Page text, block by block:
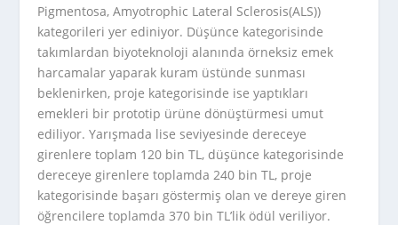
Pigmentosa, Amyotrophic Lateral Sclerosis(ALS))
kategorileri yer ediniyor. Düşünce kategorisinde
takımlardan biyoteknoloji alanında örneksiz emek
harcamalar yaparak kuram üstünde sunması
beklenirken, proje kategorisinde ise yaptıkları
emekleri bir prototip ürüne dönüştürmesi umut
ediliyor. Yarışmada lise seviyesinde dereceye
girenlere toplam 120 bin TL, düşünce kategorisinde
dereceye girenlere toplamda 240 bin TL, proje
kategorisinde başarı göstermiş olan ve dereye giren
öğrencilere toplamda 370 bin TL’lik ödül veriliyor.